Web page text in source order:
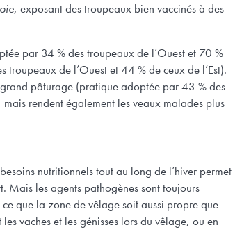
, exposant des troupeaux bien vaccinés à des
par 34 % des troupeaux de l’Ouest et 70 %
de l’Ouest et 44 % de ceux de l’Est).
pâturage (pratique adoptée par 43 % des
rendent également les veaux malades plus
nutritionnels tout au long de l’hiver permet
Mais les agents pathogènes sont toujours
que la zone de vêlage soit aussi propre que
vaches et les génisses lors du vêlage, ou en